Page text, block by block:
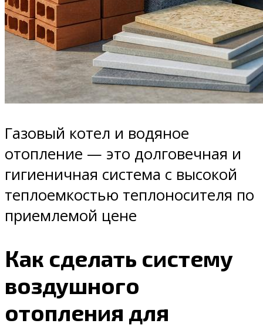
Газовый котел и водяное
отопление — это долговечная и
гигиеничная система с высокой
теплоемкостью теплоносителя по
приемлемой цене
Как сделать систему
воздушного
отопления для